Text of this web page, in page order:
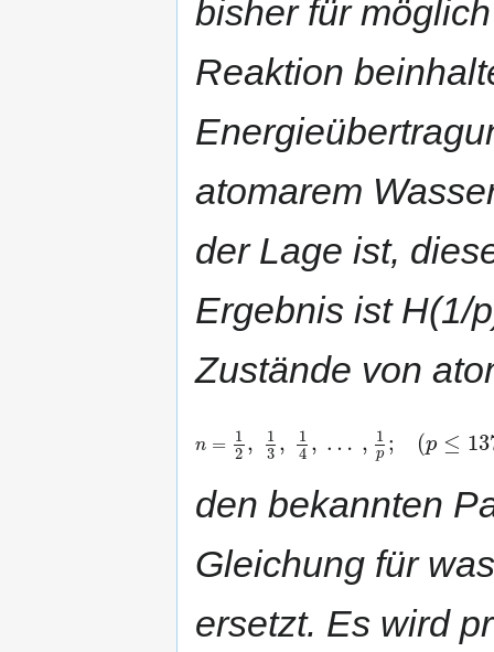
bisher für
Reaktion
atomarem
der Lage ist,
Ergebnis ist H(1/
Zustände von
n = 1
2 ,
1
3 ,
1
4 , … , 1
p ; (p ≤
den bekannten
Gleichung für
ersetzt. Es wird